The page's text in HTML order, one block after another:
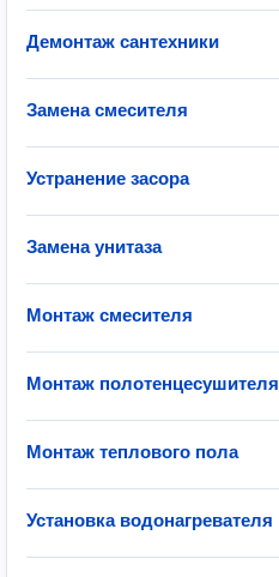
Демонтаж сантехники
Замена смесителя
Устранение засора
Замена унитаза
Монтаж смесителя
Монтаж полотенцесушителя
Монтаж теплового пола
Установка водонагревателя